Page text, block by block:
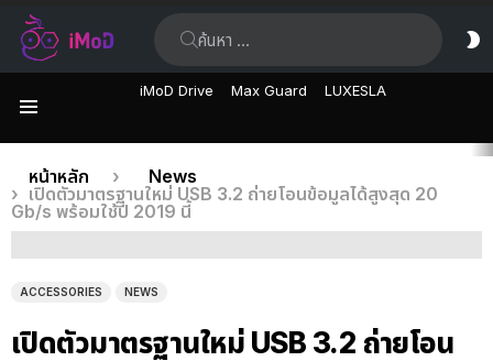
iMoD Drive Max Guard LUXESLA
เรื่อง
ล่าสุด
คุณอยู่ที่นี่:
หน้าหลัก
News
เปิดตัวมาตรฐานใหม่ USB 3.2 ถ่ายโอนข้อมูลได้สูงสุด 20
Gb/s พร้อมใช้ปี 2019 นี้
ACCESSORIES NEWS
เปิดตัวมาตรฐานใหม่ USB 3.2 ถ่ายโอน